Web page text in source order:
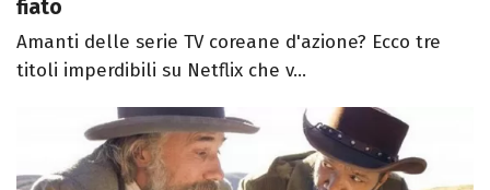
fiato
Amanti delle serie TV coreane d'azione? Ecco tre
titoli imperdibili su Netflix che v...